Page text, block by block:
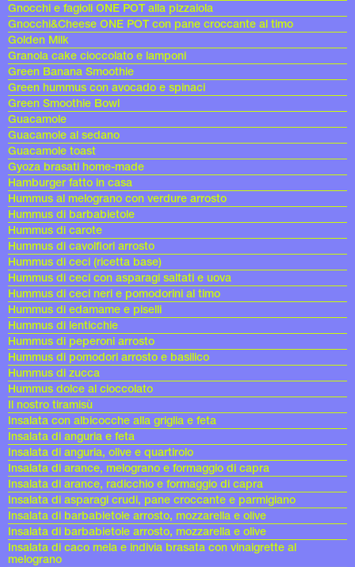
Gnocchi e fagioli ONE POT alla pizzaiola
Gnocchi&Cheese ONE POT con pane croccante al timo
Golden Milk
Granola cake cioccolato e lamponi
Green Banana Smoothie
Green hummus con avocado e spinaci
Green Smoothie Bowl
Guacamole
Guacamole al sedano
Guacamole toast
Gyoza brasati home-made
Hamburger fatto in casa
Hummus al melograno con verdure arrosto
Hummus di barbabietole
Hummus di carote
Hummus di cavolfiori arrosto
Hummus di ceci (ricetta base)
Hummus di ceci con asparagi saltati e uova
Hummus di ceci neri e pomodorini al timo
Hummus di edamame e piselli
Hummus di lenticchie
Hummus di peperoni arrosto
Hummus di pomodori arrosto e basilico
Hummus di zucca
Hummus dolce al cioccolato
Il nostro tiramisù
Insalata con albicocche alla griglia e feta
Insalata di anguria e feta
Insalata di anguria, olive e quartirolo
Insalata di arance, melograno e formaggio di capra
Insalata di arance, radicchio e formaggio di capra
Insalata di asparagi crudi, pane croccante e parmigiano
Insalata di barbabietole arrosto, mozzarella e olive
Insalata di barbabietole arrosto, mozzarella e olive
Insalata di caco mela e indivia brasata con vinaigrette al
melograno